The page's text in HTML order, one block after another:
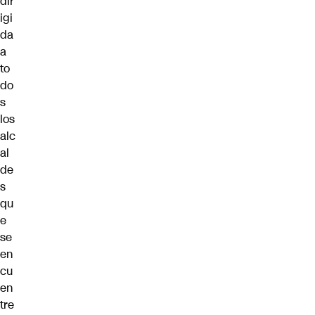
igi
da
a
to
do
s
los
alc
al
de
s
qu
e
se
en
cu
en
tre